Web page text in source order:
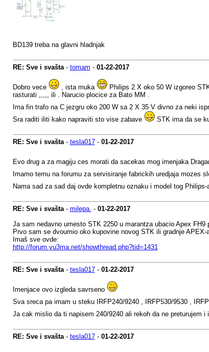
BD139 treba na glavni hladnjak
RE: Sve i svašta- tomam - 01-22-2017
Dobro vece , ista muka
Philips 2 X oko 50 W izgoreo
rasturati ,,,,, ili . Narucio plocice za Bato MM .
Ima fin trafo na C jezgru oko 200 W sa 2 X 35 V divno za neki
Sra raditi iliti kako napraviti sto vise zabave
STK ima da se
RE: Sve i svašta- tesla017- 01-22-2017
Evo drug a za magiju ces morati da sacekas mog imenjaka
Imamo temu na forumu za servisiranje fabrickih uredjaja mozes
Nama sad za sad daj ovde kompletnu oznaku i model tog Philips-
RE: Sve i svašta- milepa. - 01-22-2017
Ja sam nedavno umesto STK 2250 u marantza ubacio Apex
Prvo sam se dvoumio oko kupovine novog STK ili gradnje
Imaš sve ovde:
http://forum.yu3ma.net/showthread.php?tid=1431
RE: Sve i svašta- tesla017- 01-22-2017
Imenjace ovo izgleda savrseno
Sva sreca pa imam u steku IRFP240/9240 , IRFP530/9530 ,
Ja cak mislio da ti napisem 240/9240 ali rekoh da ne preturujem
RE: Sve i svašta- tesla017- 01-22-2017